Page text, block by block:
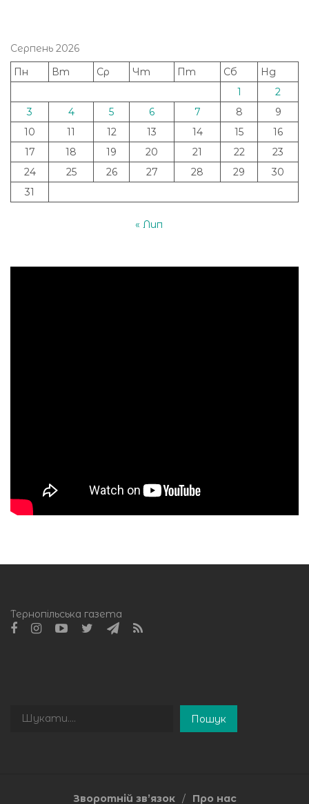
Серпень 2026
Пн
Вт Ср Чт Пт Сб
Нд
1
2
3
4 5 6 7 8
9
10
11 12 13 14 15
16
17
18 19 20 21 22
23
24
25 26 27 28 29
30
31
« Лип
Тернопільська газета
Пошук
Пошук
Зворотній зв’язок Про нас